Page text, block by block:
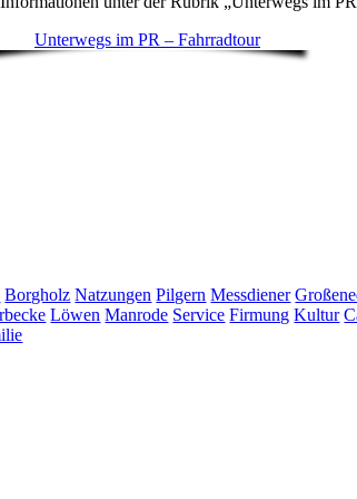
Unterwegs im PR – Fahrradtour
Borgholz Natzungen Pilgern Messdiener
Löwen Manrode Service Firmung Kultur